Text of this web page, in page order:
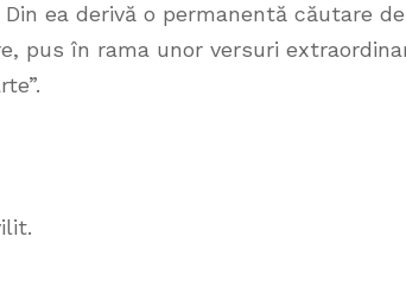
ea derivă o permanentă căutare
pus în rama unor versuri